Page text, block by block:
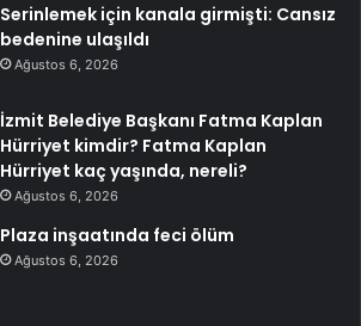
Serinlemek için kanala girmişti: Cansız
bedenine ulaşıldı
Ağustos 6, 2026
İzmit Belediye Başkanı Fatma Kaplan
Hürriyet kimdir? Fatma Kaplan
Hürriyet kaç yaşında, nereli?
Ağustos 6, 2026
Plaza inşaatında feci ölüm
Ağustos 6, 2026